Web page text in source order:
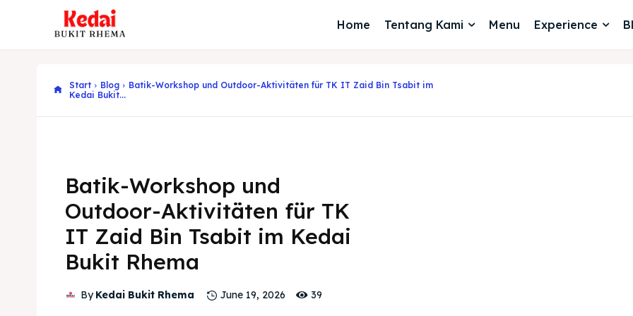
Home Tentang Kami Menu Experience
Start Blog
Batik-Workshop und Outdoor-Aktivitäten für TK IT Zaid Bin Tsabit im
Kedai Bukit...
Batik-Workshop und
Outdoor-Aktivitäten für TK
IT Zaid Bin Tsabit im Kedai
Bukit Rhema
By Kedai Bukit Rhema June 19, 2026 39